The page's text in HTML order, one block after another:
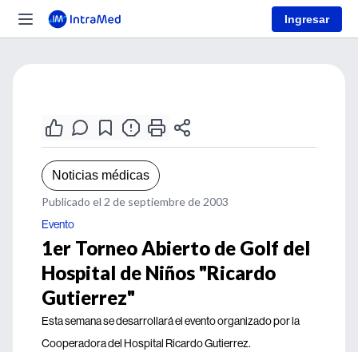
Ingresar
Noticias médicas
Publicado el 2 de septiembre de 2003
Evento
1er Torneo Abierto de Golf del
Hospital de Niños "Ricardo
Gutierrez"
Esta semana se desarrollará el evento organizado por la
Cooperadora del Hospital Ricardo Gutierrez.